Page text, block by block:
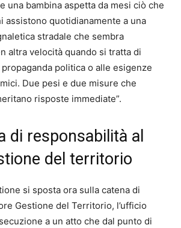
una bambina aspetta da mesi ciò che
assistono quotidianamente a una
stradale che sembra
altra velocità quando si tratta di
politica o alle esigenze
Due pesi e due misure che
risposte immediate”.
di responsabilità al
del territorio
si sposta ora sulla catena di
Gestione del Territorio, l’ufficio
a un atto che dal punto di